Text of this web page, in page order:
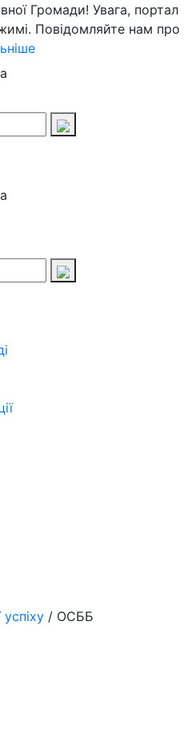
Громади! Увага, портал
Повідомляйте нам про
успіху / ОСББ